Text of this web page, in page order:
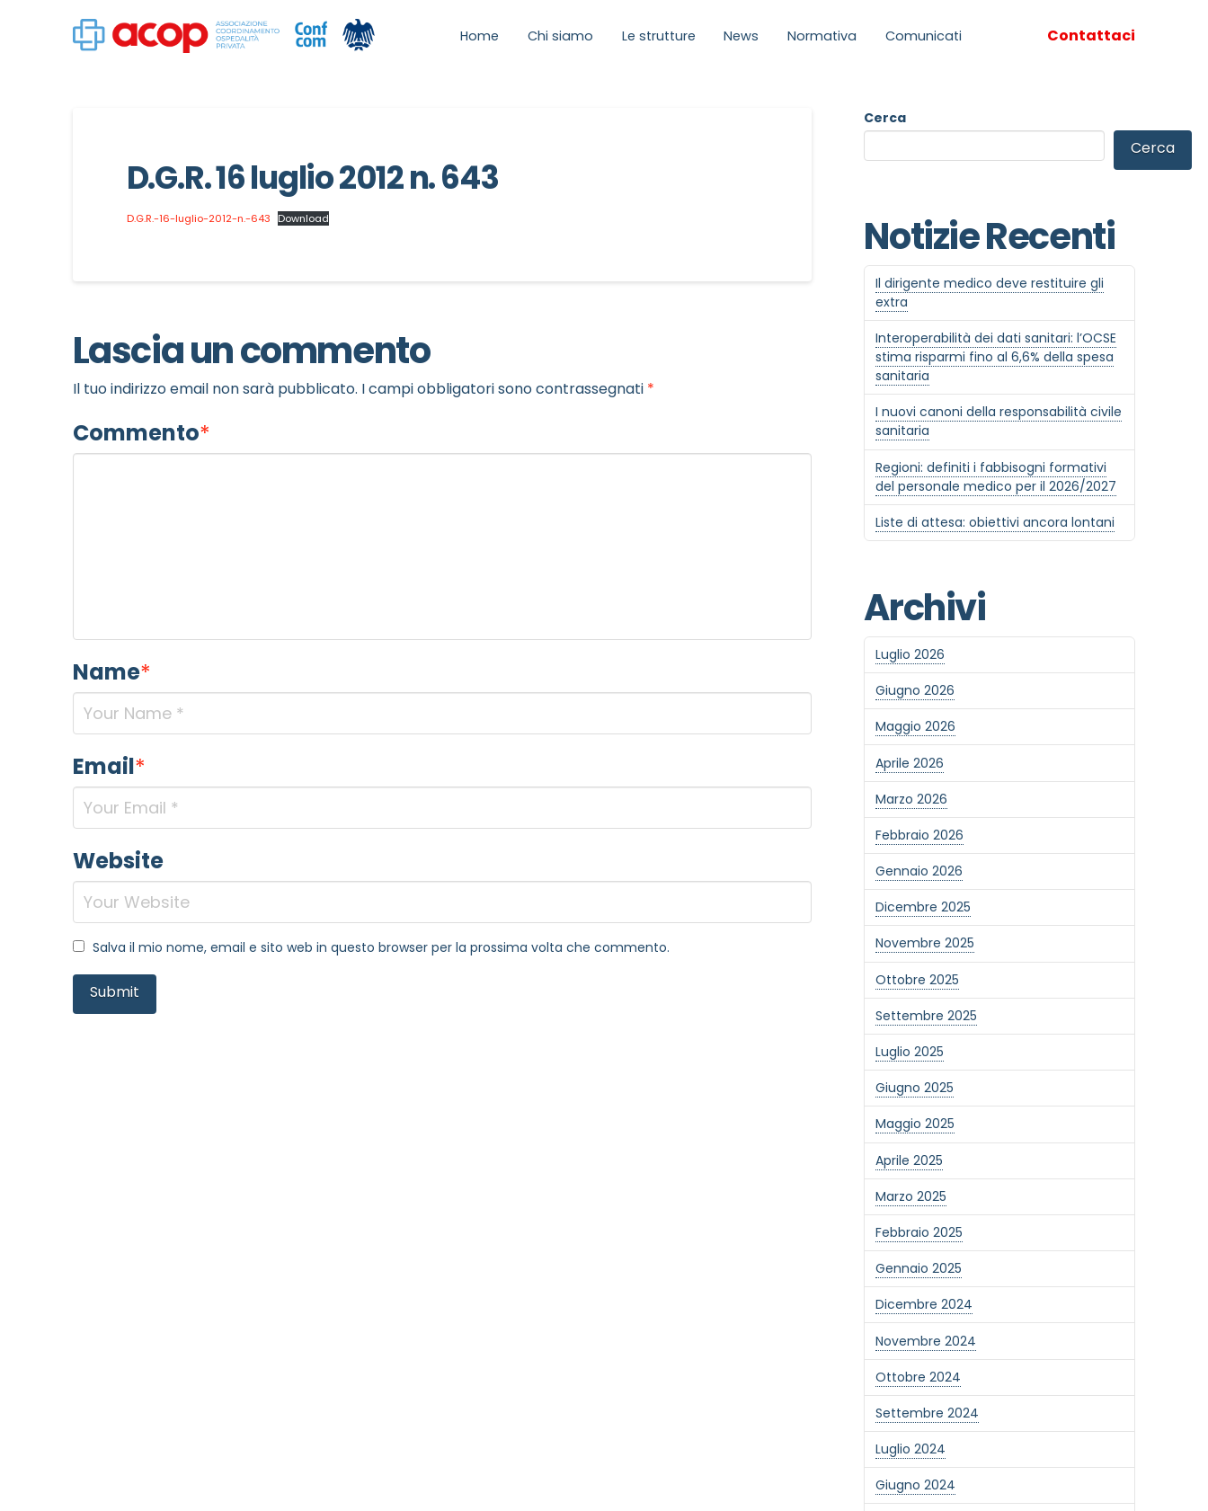
Home Chi siamo Le strutture News Normativa Comunicati Contattaci
D.G.R. 16 luglio 2012 n. 643
D.G.R.-16-luglio-2012-n.-643 Download
Lascia un commento
Il tuo indirizzo email non sarà pubblicato. I campi obbligatori sono contrassegnati *
Commento*
Name*
Email*
Website
Salva il mio nome, email e sito web in questo browser per la prossima volta che commento.
Cerca
Cerca
Notizie Recenti
Il dirigente medico deve restituire gli
extra
Interoperabilità dei dati sanitari: l’OCSE
stima risparmi fino al 6,6% della spesa
sanitaria
I nuovi canoni della responsabilità civile
sanitaria
Regioni: definiti i fabbisogni formativi
del personale medico per il 2026/2027
Liste di attesa: obiettivi ancora lontani
Archivi
Luglio 2026
Giugno 2026
Maggio 2026
Aprile 2026
Marzo 2026
Febbraio 2026
Gennaio 2026
Dicembre 2025
Novembre 2025
Ottobre 2025
Settembre 2025
Luglio 2025
Giugno 2025
Maggio 2025
Aprile 2025
Marzo 2025
Febbraio 2025
Gennaio 2025
Dicembre 2024
Novembre 2024
Ottobre 2024
Settembre 2024
Luglio 2024
Giugno 2024